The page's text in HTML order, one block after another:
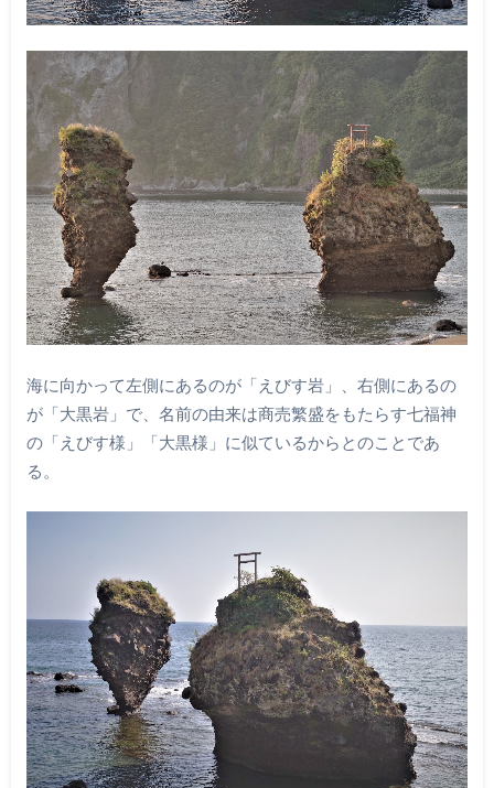
海に向かって左側にあるのが「えびす岩」、右側にあるの
が「大黒岩」で、名前の由来は商売繁盛をもたらす七福神
の「えびす様」「大黒様」に似ているからとのことであ
る。